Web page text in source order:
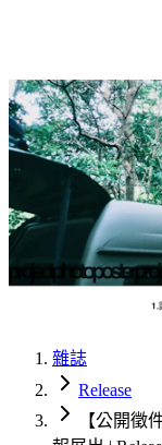
雜誌
Release
【公開徵